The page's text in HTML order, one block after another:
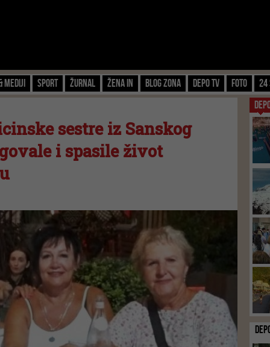
Mediji Sport Žurnal Žena IN Blog zona Depo TV FOTO 24
sestre iz Sanskog
i spasile život